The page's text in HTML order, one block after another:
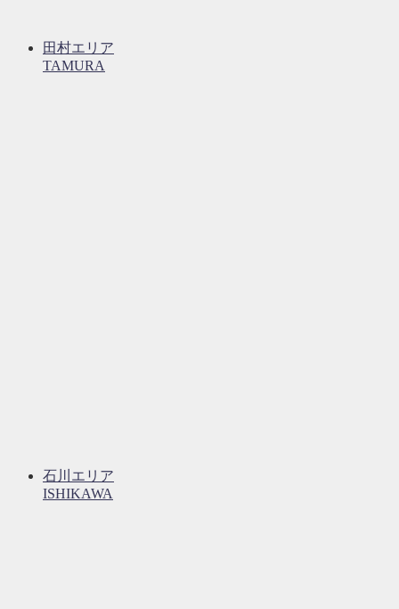
田村エリア
TAMURA
石川エリア
ISHIKAWA